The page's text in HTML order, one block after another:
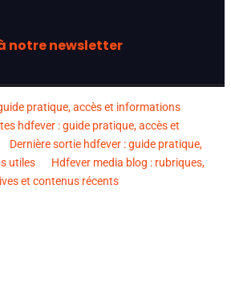
notre newsletter
pratique, accès et informations
hdfever : guide pratique, accès et
Dernière sortie hdfever : guide pratique,
utiles
Hdfever media blog : rubriques,
et contenus récents